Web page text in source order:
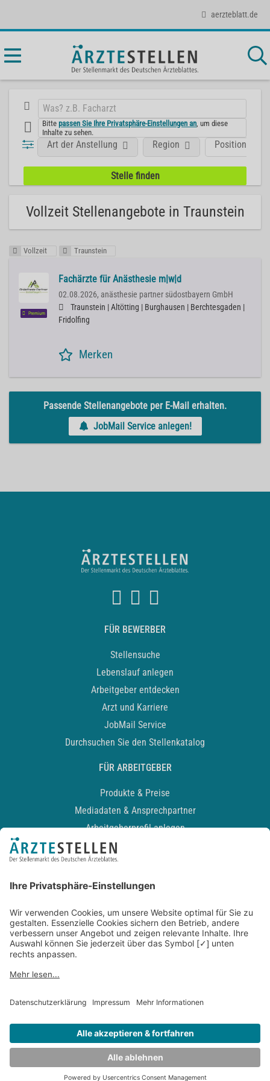
aerzteblatt.de
Bittepassen Sie Ihre Privatsphäre-Einstellungen an , um diese
Inhalte zu sehen.
Position
Art der Anstellung Region
Vollzeit Stellenangebote in Traunstein
Vollzeit Traunstein
Premium
Fachärzte für Anästhesie m|w|d
02.08.2026, anästhesie partner südostbayern GmbH
Traunstein | Altötting | Burghausen | Berchtesgaden |
Fridolfing
Merken
Passende Stellenangebote per E-Mail erhalten.
JobMail Service anlegen!
FÜR BEWERBER
Stellensuche
Lebenslauf anlegen
Arbeitgeber entdecken
Arzt und Karriere
JobMail Service
Durchsuchen Sie den Stellenkatalog
FÜR ARBEITGEBER
Produkte & Preise
Mediadaten & Ansprechpartner
Arbeitgeberprofil anlegen
Recruiting-Podcast
Kontakt
Datenschutz
Newsletter
Entwickelt durchJOBIQO